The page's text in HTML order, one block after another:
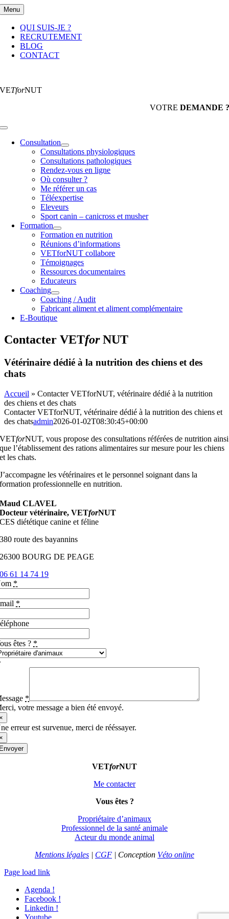
Passer
au
contenu
Menu
QUI SUIS-JE ?
RECRUTEMENT
BLOG
CONTACT
VETforNUT
VOTRE DEMANDE ?
Toggle
NavigationConsultation
Consultations physiologiques
Consultations pathologiques
Rendez-vous en ligne
Où consulter ?
Me référer un cas
Téléexpertise
Eleveurs
Sport canin – canicross et musher
Formation
Formation en nutrition
Réunions d’informations
VETforNUT collabore
Témoignages
Ressources documentaires
Educateurs
Coaching
Coaching / Audit
Fabricant aliment et aliment complémentaire
E-Boutique
Contacter VETforNUT
Vétérinaire dédié à la nutrition des chiens et des
chats
Accueil » Contacter VETforNUT, vétérinaire dédié à la nutrition
des chiens et des chats
Contacter VETforNUT, vétérinaire dédié à la nutrition des chiens et
des chatsadmin2026-01-02T08:30:45+00:00
VETforNUT, vous propose des consultations référées de nutrition ainsi
que l’établissement des rations alimentaires sur mesure pour les chiens
et les chats.
J’accompagne les vétérinaires et le personnel soignant dans la
formation professionnelle en nutrition.
Maud CLAVEL
Docteur vétérinaire, VETforNUT
CES diététique canine et féline
380 route des bayannins
26300 BOURG DE PEAGE
06 61 14 74 19
*
*
êtes ? *
*
votre message a bien été envoyé.
erreur est survenue, merci de rééssayer.
VETforNUT
Me contacter
Vous êtes ?
Propriétaire d’animaux
Professionnel de la santé animale
Acteur du monde animal
Mentions légales | CGF | Conception Véto online
Page load link
Agenda !
Facebook !
Linkedin !
Youtube